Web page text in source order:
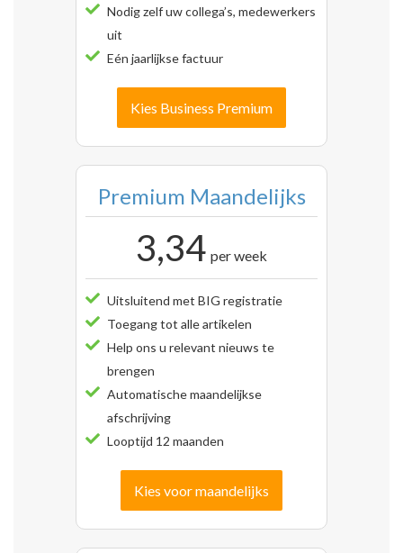
Nodig zelf uw collega’s, medewerkers
uit
Eén jaarlijkse factuur
Kies Business Premium
Premium Maandelijks
3,34 per week
Uitsluitend met BIG registratie
Toegang tot alle artikelen
Help ons u relevant nieuws te
brengen
Automatische maandelijkse
afschrijving
Looptijd 12 maanden
Kies voor maandelijks